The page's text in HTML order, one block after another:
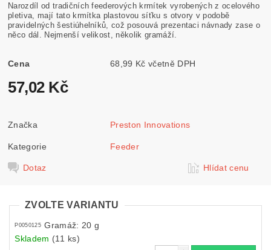
Narozdíl od tradičních feederových krmítek vyrobených z ocelového
pletiva, mají tato krmítka plastovou síťku s otvory v podobě
pravidelných šestiúhelníků, což posouvá prezentaci návnady zase o
něco dál. Nejmenší velikost, několik gramáží.
Cena 68,99 Kč včetně DPH
57,02 Kč
Značka Preston Innovations
Kategorie Feeder
Dotaz Hlídat cenu
ZVOLTE VARIANTU
P0050125 Gramáž: 20 g
Skladem (11 ks)